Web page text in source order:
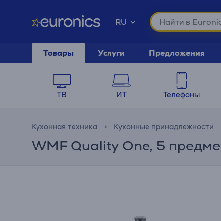
RU
Товары Услуги Предложения
ТВ ИТ Телефоны
Кухонная техника Кухонные принадлежности
WMF Quality One, 5